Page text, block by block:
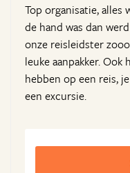
Top organisatie, alles
de hand was dan
onze reisleidster
leuke aanpakker.
hebben op een reis,
een excursie.